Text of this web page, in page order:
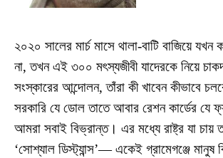
২০২০ সালের মার্চ মাসে থালা-বাটি বাজিয়ে
না, তখন এই ৩০০ মৎস্যজীবী যাদেরকে নিয়ে
সংস্কারের আন্দোলন, তাঁরা কী খাবেন কীভাবে
সরকারি যে ডোল তাতে আবার রেশন কার্ডের যে
আমরা সবাই বিভ্রান্ত। এর মধ্যে রাষ্ট্র যা চায়
‘সোশ্যাল ডিস্ট্যান্স’— একেই গ্রামেগঞ্জে মানুষ